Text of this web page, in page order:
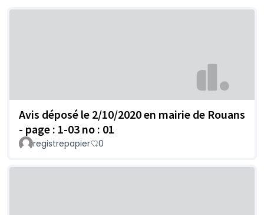
Avis déposé le 2/10/2020 en mairie de Rouans
- page : 1-03 no : 01
registrepapier 0